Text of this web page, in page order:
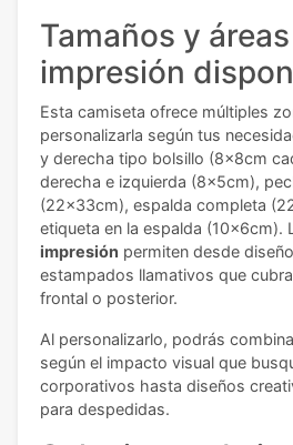
Tamaños y
impresión
Esta camiseta ofrece múltiples
personalizarla según tus
y derecha tipo bolsillo (8x8cm
derecha e izquierda (8x5cm),
(22x33cm), espalda completa
etiqueta en la espalda (10x6cm).
impresión permiten desde
estampados llamativos que
frontal o posterior.
Al personalizarlo, podrás
según el impacto visual que
corporativos hasta diseños
para despedidas.